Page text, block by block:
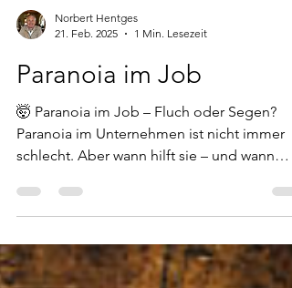
Norbert Hentges
21. Feb. 2025
1 Min. Lesezeit
Paranoia im Job
Paranoia im Unternehmen ist nicht immer
schlecht. Aber wann hilft sie – und wann